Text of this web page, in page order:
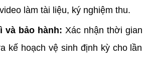
làm tài liệu, ký nghiệm thu.
và bảo hành: Xác nhận thời gian
kế hoạch vệ sinh định kỳ cho lần